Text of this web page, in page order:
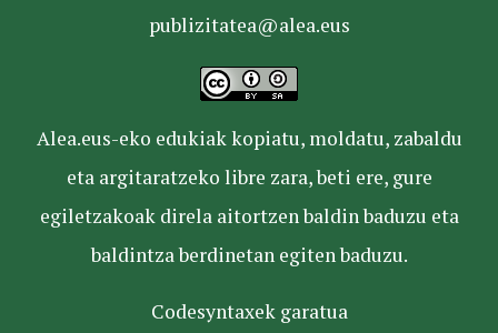
publizitatea@alea.eus
Alea.eus-eko edukiak kopiatu, moldatu, zabaldu
eta argitaratzeko libre zara, beti ere, gure
egiletzakoak direla aitortzen baldin baduzu eta
baldintza berdinetan egiten baduzu.
Codesyntaxek garatua